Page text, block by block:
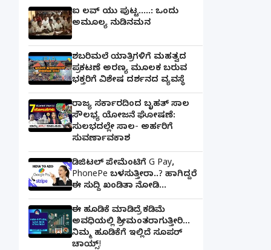
ಐ ಲವ್ ಯು ಪುಟ್ಟ.....: ಒಂದು
ಅಮೂಲ್ಯ ನುಡಿನಮನ
ಶಬರಿಮಲೆ ಯಾತ್ರಿಗಳಿಗೆ ಮಹತ್ವದ
ಪ್ರಕಟಣೆ ಅರಣ್ಯ ಮೂಲಕ ಬರುವ
ಭಕ್ತರಿಗೆ ವಿಶೇಷ ದರ್ಶನದ ವ್ಯವಸ್ಥೆ
ರಾಜ್ಯ ಸರ್ಕಾರದಿಂದ ಬೃಹತ್ ಸಾಲ
ಸೌಲಭ್ಯ ಯೋಜನೆ ಘೋಷಣೆ:
ಸುಲಭದಲ್ಲೇ ಸಾಲ- ಅರ್ಹರಿಗೆ
ಸುವರ್ಣಾವಕಾಶ
ಡಿಜಿಟಲ್ ಪೇಮೆಂಟಿಗೆ G Pay,
PhonePe ಬಳಸುತ್ತೀರಾ..? ಹಾಗಿದ್ದರೆ
ಈ ಸುದ್ದಿ ಖಂಡಿತಾ ನೋಡಿ...
ಈ ಹೂಡಿಕೆ ಮಾಡಿದ್ರೆ ಕಡಿಮೆ
ಅವಧಿಯಲ್ಲಿ ಶ್ರೀಮಂತರಾಗುತ್ತೀರಿ...
ನಿಮ್ಮ ಹೂಡಿಕೆಗೆ ಇಲ್ಲಿದೆ ಸೂಪರ್
ಚಾಯ್ಸ್‌!